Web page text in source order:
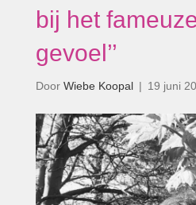
bij het
gevoel’’
Door Wiebe Koopal | 19 juni